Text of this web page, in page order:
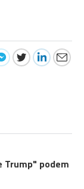
Trump" podem